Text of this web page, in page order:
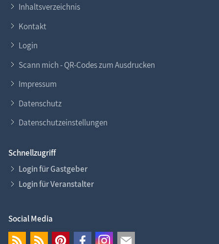
Inhaltsverzeichnis
Kontakt
Login
Scann mich - QR-Codes zum Ausdrucken
Impressum
Datenschutz
Datenschutzeinstellungen
Schnellzugriff
Login für Gastgeber
Login für Veranstalter
Social Media